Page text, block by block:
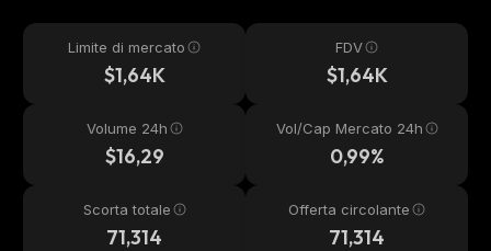
Limite di mercato
$1,64K
FDV
$1,64K
Volume 24h
$16,29
Vol/Cap Mercato 24h
0,99%
Scorta totale
71,314
Offerta circolante
71,314